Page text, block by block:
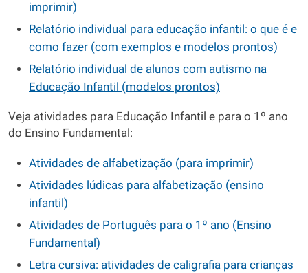
imprimir)
Relatório individual para educação infantil: o que é e
como fazer (com exemplos e modelos prontos)
Relatório individual de alunos com autismo na
Educação Infantil (modelos prontos)
Veja atividades para Educação Infantil e para o 1º ano
do Ensino Fundamental:
Atividades de alfabetização (para imprimir)
Atividades lúdicas para alfabetização (ensino
infantil)
Atividades de Português para o 1º ano (Ensino
Fundamental)
Letra cursiva: atividades de caligrafia para crianças